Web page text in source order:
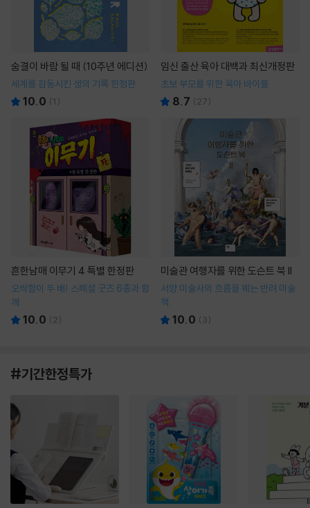
숨결이 바람 될 때 (10주년 에디션)
세계를 감동시킨 생의 기록 한정판
10.0 (1 )
임신 출산 육아 대백과 최신개정판
초보 부모를 위한 육아 바이블
8.7 ( 27)
흔한남매 이무기 4 특별 한정판
오싹함이 두 배! 스페셜 굿즈 6종과 함
께
10.0 ( 2)
미술관 여행자를 위한 도슨트 북 II
서양 미술사의 흐름을 꿰는 반려 미술
책
10.0 ( 3)
#기간한정특가